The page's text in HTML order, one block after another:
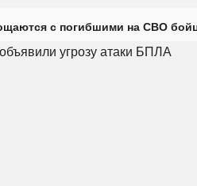
с погибшими на СВО